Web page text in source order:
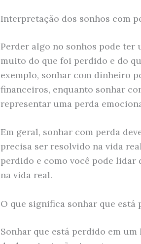
Interpretação dos sonhos com
Perder algo no sonhos pode ter
muito do que foi perdido e do
exemplo, sonhar com dinheiro
financeiros, enquanto sonhar
representar uma perda
Em geral, sonhar com perda
precisa ser resolvido na vida
perdido e como você pode lidar
na vida real.
O que significa sonhar que
Sonhar que está perdido em